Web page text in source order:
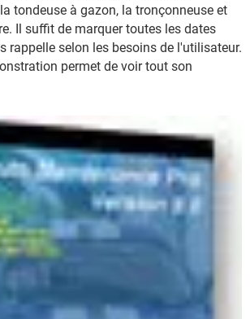
tondeuse à gazon, la tronçonneuse et
Il suffit de marquer toutes les dates
rappelle selon les besoins de l'utilisateur.
permet de voir tout son